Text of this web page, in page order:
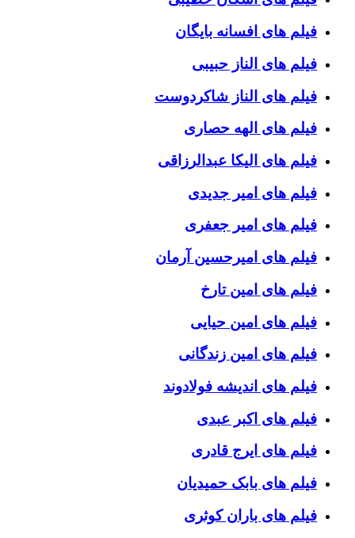
فیلم های افسانه بایگان
فیلم های الناز حبیبی
فیلم های الناز شاکردوست
فیلم های الهه حصاری
فیلم های الیکا عبدالرزاقی
فیلم های امیر جدیدی
فیلم های امیر جعفری
فیلم های امیرحسین آرمان
فیلم های امین تارخ
فیلم های امین حیایی
فیلم های امین زندگانی
فیلم های اندیشه فولادوند
فیلم های اکبر عبدی
فیلم های ایرج قادری
فیلم های بابک حمیدیان
فیلم های باران کوثری